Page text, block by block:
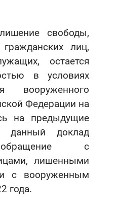
свободы,
лиц,
остается
в условиях
вооруженного
Федерации на
на предыдущие
доклад
с
лишенными
с вооруженным
года.